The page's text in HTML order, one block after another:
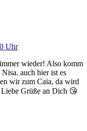
Uhr
wieder! Also komm
auch hier ist es
wir zum Caia, da wird
Liebe Grüße an Dich 😘